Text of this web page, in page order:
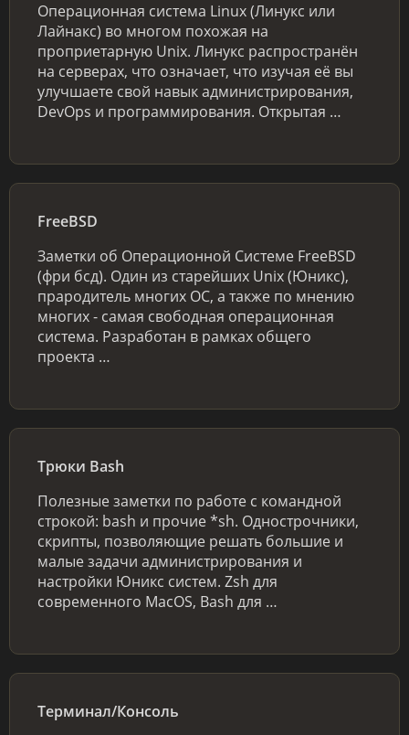
Операционная система Linux (Линукс или
Лайнакс) во многом похожая на
проприетарную Unix. Линукс распространён
на серверах, что означает, что изучая её вы
улучшаете свой навык администрирования,
DevOps и программирования. Открытая …
FreeBSD
Заметки об Операционной Системе FreeBSD
(фри бсд). Один из старейших Unix (Юникс),
прародитель многих ОС, а также по мнению
многих - самая свободная операционная
система. Разработан в рамках общего
проекта …
Трюки Bash
Полезные заметки по работе с командной
строкой: bash и прочие *sh. Однострочники,
скрипты, позволяющие решать большие и
малые задачи администрирования и
настройки Юникс систем. Zsh для
современного MacOS, Bash для …
Терминал/Консоль